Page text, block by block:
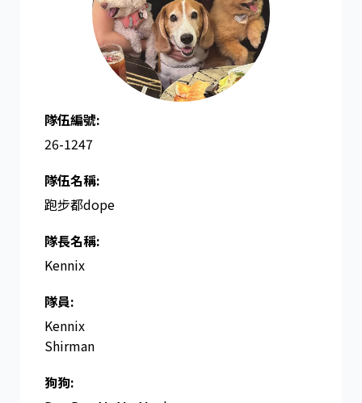
隊伍編號:
26-1247
隊伍名稱:
跑步都dope
隊長名稱​:
Kennix
隊員:
Kennix
Shirman
狗狗: